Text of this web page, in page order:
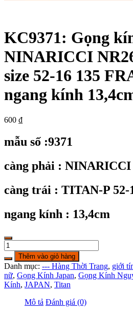
KC9371: Gọng
NINARICCI
size 52-16 135
ngang kính
600 ₫
mẫu số :9371
càng phải : NINARICCI
càng trái : TITAN-P 52-
ngang kính : 13,4cm
KC9371:
Gọng
kính
NINARICCI
NR2677
TITAN-
Thêm vào giỏ hàng
Danh mục: --- Hàng Thời Trang, giới
nữ, Gọng Kính Japan, Gọng Kính
Kính, JAPAN, Titan
Mô tả Đánh giá (0)